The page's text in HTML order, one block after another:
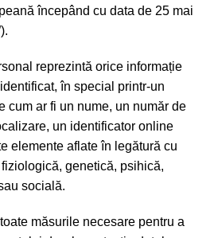
începând cu data de 25 mai
reprezintă orice informație
în special printr-un
cum ar fi un nume, un număr de
un identificator online
elemente aflate în legătură cu
genetică, psihică,
socială.
măsurile necesare pentru a